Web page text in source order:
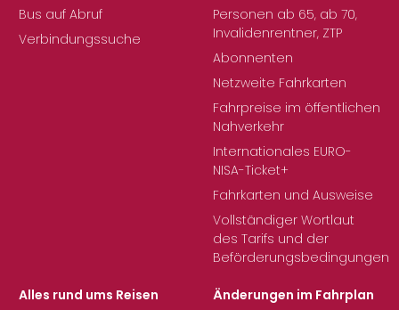
Bus auf Abruf
Verbindungssuche
Personen ab 65, ab 70,
Invalidenrentner, ZTP
Abonnenten
Netzweite Fahrkarten
Fahrpreise im öffentlichen
Nahverkehr
Internationales EURO-
NISA-Ticket+
Fahrkarten und Ausweise
Vollständiger Wortlaut
des Tarifs und der
Beförderungsbedingungen
Alles rund ums Reisen
Änderungen im Fahrplan